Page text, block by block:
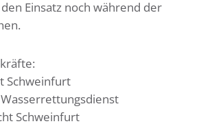
Einsatz noch während der
Schweinfurt
Schweinfurt